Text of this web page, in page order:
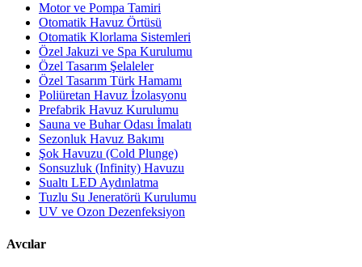
Motor ve Pompa Tamiri
Otomatik Havuz Örtüsü
Otomatik Klorlama Sistemleri
Özel Jakuzi ve Spa Kurulumu
Özel Tasarım Şelaleler
Özel Tasarım Türk Hamamı
Poliüretan Havuz İzolasyonu
Prefabrik Havuz Kurulumu
Sauna ve Buhar Odası İmalatı
Sezonluk Havuz Bakımı
Şok Havuzu (Cold Plunge)
Sonsuzluk (Infinity) Havuzu
Sualtı LED Aydınlatma
Tuzlu Su Jeneratörü Kurulumu
UV ve Ozon Dezenfeksiyon
Avcılar